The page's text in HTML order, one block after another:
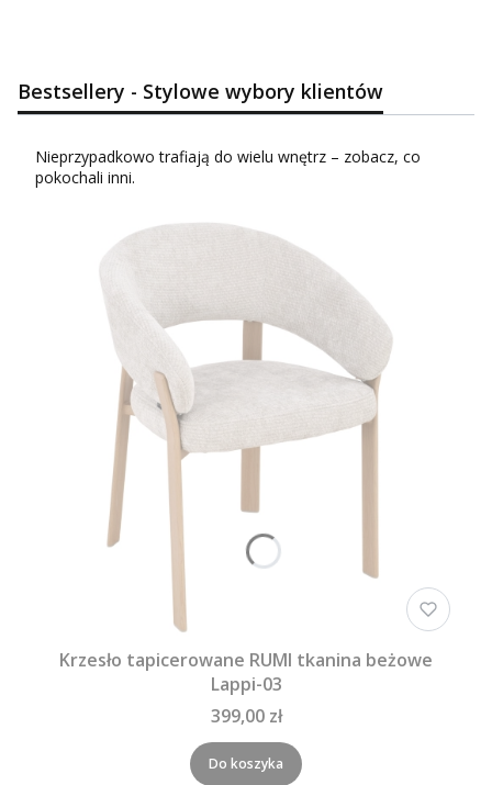
Bestsellery - Stylowe wybory klientów
Nieprzypadkowo trafiają do wielu wnętrz – zobacz, co
pokochali inni.
Krzesło tapicerowane RUMI tkanina beżowe
Lappi-03
399,00 zł
Do koszyka